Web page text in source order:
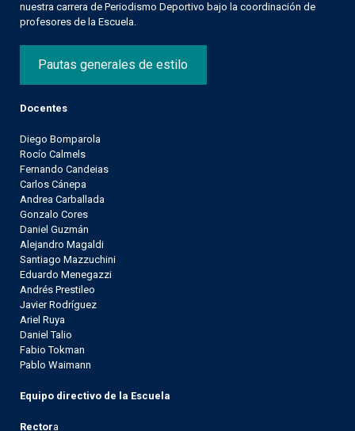
nuestra carrera de Periodismo Deportivo bajo la coordinación de
profesores de la Escuela.
Pautas generales de estilo
Docentes
Diego Bomparola
Rocío Calmels
Fernando Candeias
Carlos Cánepa
Andrea Carballada
Gonzalo Cores
Daniel Guzmán
Alejandro Magaldi
Santiago Mazzuchini
Eduardo Menegazzi
Andrés Prestileo
Javier Rodríguez
Ariel Ruya
Daniel Talio
Fabio Tokman
Pablo Waimann
Equipo directivo de la Escuela
Rectora